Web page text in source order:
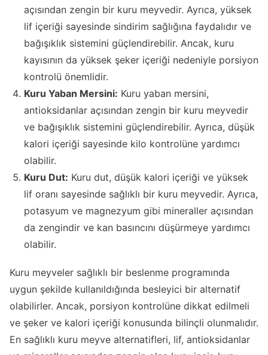
açısından zengin bir kuru meyvedir. Ayrıca, yüksek
lif içeriği sayesinde sindirim sağlığına faydalıdır ve
bağışıklık sistemini güçlendirebilir. Ancak, kuru
kayısının da yüksek şeker içeriği nedeniyle porsiyon
kontrolü önemlidir.
Kuru Yaban Mersini: Kuru yaban mersini,
antioksidanlar açısından zengin bir kuru meyvedir
ve bağışıklık sistemini güçlendirebilir. Ayrıca, düşük
kalori içeriği sayesinde kilo kontrolüne yardımcı
olabilir.
Kuru Dut: Kuru dut, düşük kalori içeriği ve yüksek
lif oranı sayesinde sağlıklı bir kuru meyvedir. Ayrıca,
potasyum ve magnezyum gibi mineraller açısından
da zengindir ve kan basıncını düşürmeye yardımcı
olabilir.
Kuru meyveler sağlıklı bir beslenme programında
uygun şekilde kullanıldığında besleyici bir alternatif
olabilirler. Ancak, porsiyon kontrolüne dikkat edilmeli
ve şeker ve kalori içeriği konusunda bilinçli olunmalıdır.
En sağlıklı kuru meyve alternatifleri, lif, antioksidanlar